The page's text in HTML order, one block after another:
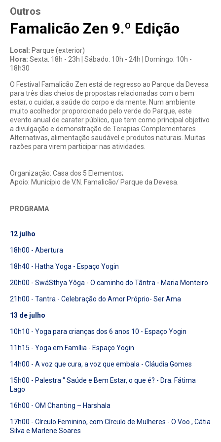
Outros
Famalicão Zen 9.º Edição
Local: Parque (exterior)
Hora: Sexta: 18h - 23h | Sábado: 10h - 24h | Domingo: 10h -
18h30
O Festival Famalicão Zen está de regresso ao Parque da Devesa
para três dias cheios de propostas relacionadas com o bem
estar, o cuidar, a saúde do corpo e da mente. Num ambiente
muito acolhedor proporcionado pelo verde do Parque, este
evento anual de carater público, que tem como principal objetivo
a divulgação e demonstração de Terapias Complementares
Alternativas, alimentação saudável e produtos naturais. Muitas
razões para virem participar nas atividades
Organização: Casa dos 5 Elementos;
Apoio: Município de V.N. Famalicão/ Parque da Devesa.
PROGRAMA
12 julho
18h00 - Abertura
18h40 - Hatha Yoga - Espaço Yogin
20h00 - SwáSthya Yôga - O caminho do Tântra - Maria Monteiro
21h00 - Tantra - Celebração do Amor Próprio- Ser Ama
13 de julho
10h10 - Yoga para crianças dos 6 anos 10 - Espaço Yogin
11h15 - Yoga em Família - Espaço Yogin
14h00 - A voz que cura, a voz que embala - Cláudia Gomes
15h00 - Palestra " Saúde e Bem Estar, o que é? - Dra. Fátima
Lago
16h00 - OM Chanting – Harshala
17h00 - Círculo Feminino, com Círculo de Mulheres - O Voo , Cátia
Silva e Marlene Soares